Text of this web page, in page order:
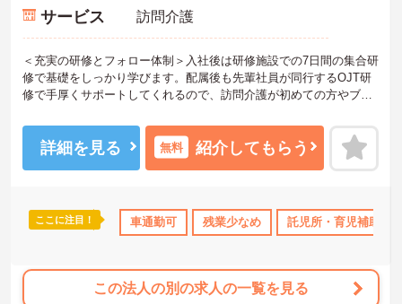
ンクOK 資格取得サポート 研修制度あり 産休･育休･介護休暇
サービス 訪問介護
＜充実の研修とフォロー体制＞入社後は研修施設での7日間の集合研
修で基礎をしっかり学びます。配属後も先輩社員が同行するOJT研
修で手厚くサポートしてくれるので、訪問介護が初めての方やブラ
プ研修もあり、日々の業務で生まれた不安や悩みを解消しながら、
着実に成長していける職場です。
＜幅広い世代が在籍♪＞若手から60代のベテランまで、幅広い年齢層
や年間公休110日に加え、有給休暇も取得しやすい体制が整ってお
り、プライベートも大切にしながらメリハリをつけて働けます。
詳細を見る 無料 紹介してもらう
ここに注目！ 車通勤可 残業少なめ 託児所・育児補助
この法人の別の求人の一覧を見る